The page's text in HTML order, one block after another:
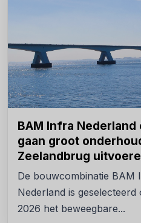
BAM Infra Nederland
gaan groot
Zeelandbrug
De bouwcombinatie BAM
Nederland is
2026 het beweegbare...